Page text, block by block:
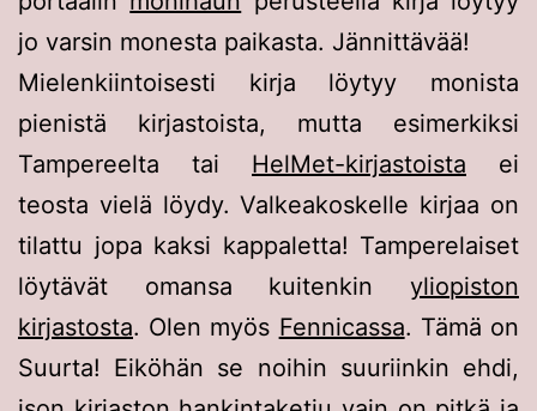
jo varsin monesta paikasta. Jännittävää!
Mielenkiintoisesti kirja löytyy monista
pienistä kirjastoista, mutta esimerkiksi
Tampereelta tai HelMet-kirjastoista ei
teosta vielä löydy. Valkeakoskelle kirjaa on
tilattu jopa kaksi kappaletta! Tamperelaiset
löytävät omansa kuitenkin yliopiston
kirjastosta. Olen myös Fennicassa. Tämä on
Suurta! Eiköhän se noihin suuriinkin ehdi,